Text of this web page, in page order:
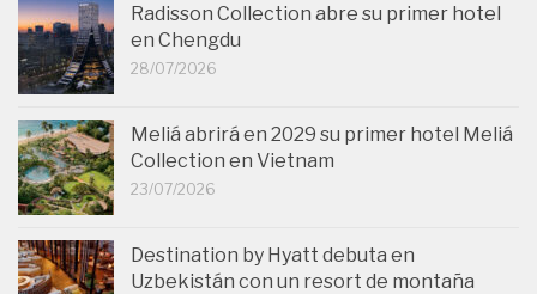
Radisson Collection abre su primer hotel
en Chengdu
28/07/2026
Meliá abrirá en 2029 su primer hotel Meliá
Collection en Vietnam
23/07/2026
Destination by Hyatt debuta en
Uzbekistán con un resort de montaña